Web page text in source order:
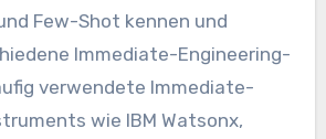
Few-Shot kennen und
Immediate-Engineering-
verwendete Immediate-
wie IBM Watsonx,